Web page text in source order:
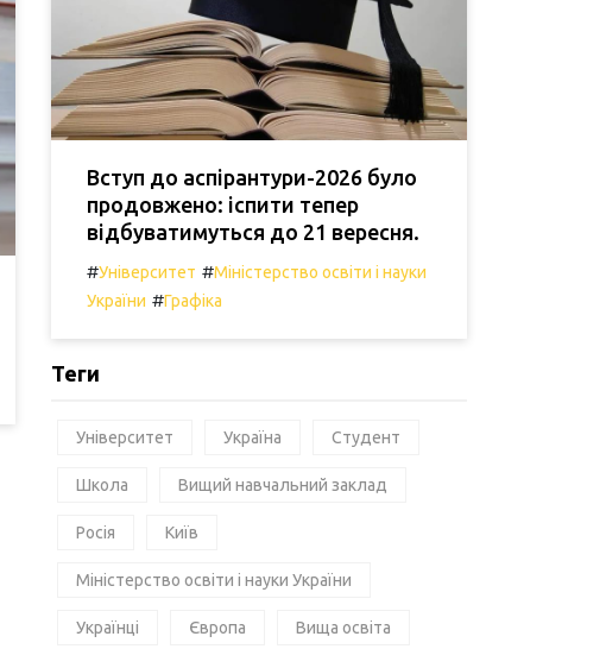
Вступ до аспірантури-2026 було
продовжено: іспити тепер
відбуватимуться до 21 вересня.
#Університет #Міністерство освіти і науки
України #Графіка
Теги
Університет Україна Студент
Школа Вищий навчальний заклад
Росія Київ
Міністерство освіти і науки України
Українці Європа Вища освіта